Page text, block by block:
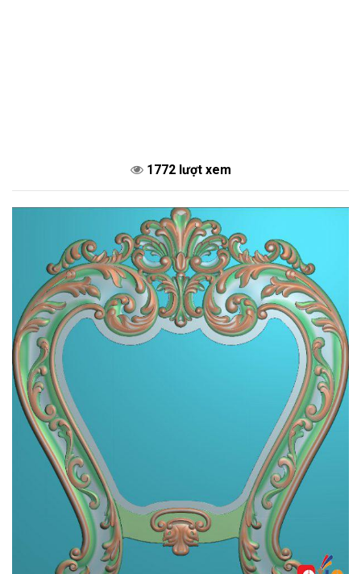
1772 lượt xem